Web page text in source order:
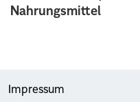
Nahrungsmittel
Impressum